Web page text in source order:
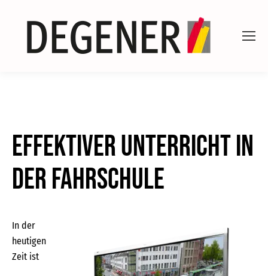
Effektiver Unterricht in
der Fahrschule
In der
heutigen
Zeit ist